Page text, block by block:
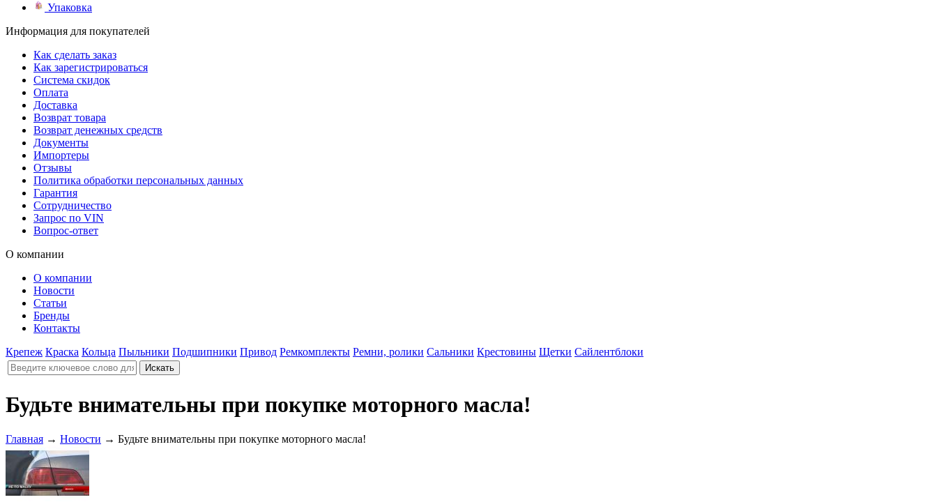
Упаковка
Информация для покупателей
Как сделать заказ
Как зарегистрироваться
Система скидок
Оплата
Доставка
Возврат товара
Возврат денежных средств
Документы
Импортеры
Отзывы
Политика обработки персональных данных
Гарантия
Сотрудничество
Запрос по VIN
Вопрос-ответ
О компании
О компании
Новости
Статьи
Бренды
Контакты
Крепеж Краска Кольца Пыльники Подшипники Привод Ремкомплекты Ремни, ролики Сальники Крестовины Щетки Сайлентблоки
Будьте внимательны при покупке моторного масла!
Главная → Новости → Будьте внимательны при покупке моторного масла!